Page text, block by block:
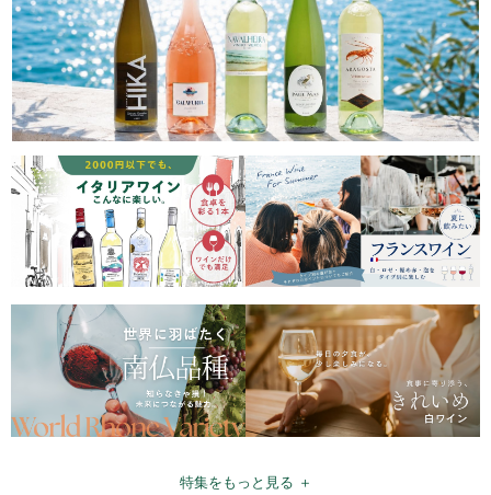
特集をもっと見る ＋